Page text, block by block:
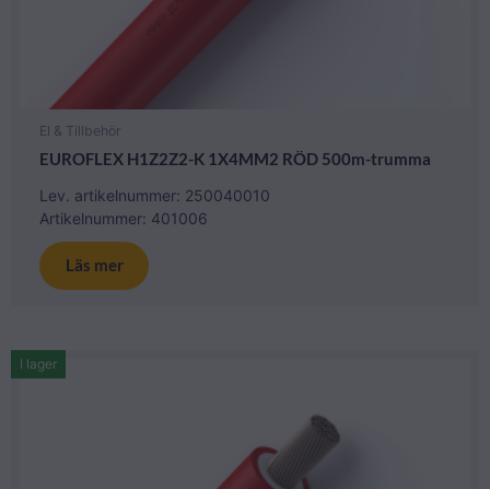
El & Tillbehör
EUROFLEX H1Z2Z2-K 1X4MM2 RÖD 500m-trumma
Lev. artikelnummer: 250040010
Artikelnummer: 401006
Läs mer
I lager